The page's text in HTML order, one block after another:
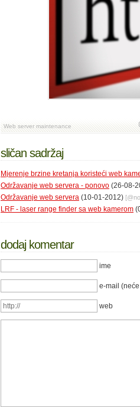
Web server maintenance
sličan sadržaj
Mjerenje brzine kretanja koristeći web
Održavanje web servera - ponovo (26-08-
Održavanje web servera (10-01-2012) [@
LRF - laser range finder sa web kamerom
dodaj komentar
ime
e-mail
web